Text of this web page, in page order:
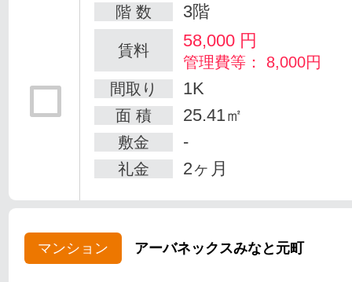
階 数 3階
賃料 58,000 円
管理費等： 8,000円
間取り
1K
面 積 25.41㎡
敷金 -
礼金 2ヶ月
マンション アーバネックスみなと元町